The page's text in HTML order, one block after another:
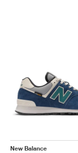
New Balance